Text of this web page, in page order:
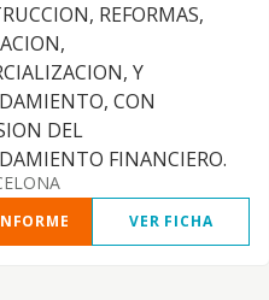
REFORMAS,
Y
CON
DEL
FINANCIERO.
VER FICHA